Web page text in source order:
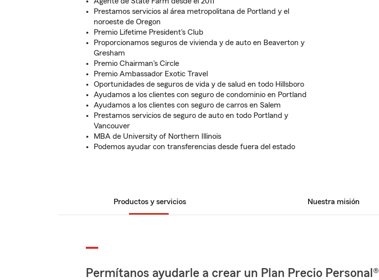
Prestamos servicios al área metropolitana de Portland y el
noroeste de Oregon
Premio Lifetime President's Club
Proporcionamos seguros de vivienda y de auto en Beaverton y
Gresham
Premio Chairman's Circle
Premio Ambassador Exotic Travel
Oportunidades de seguros de vida y de salud en todo Hillsboro
Ayudamos a los clientes con seguro de condominio en Portland
Ayudamos a los clientes con seguro de carros en Salem
Prestamos servicios de seguro de auto en todo Portland y
Vancouver
MBA de University of Northern Illinois
Podemos ayudar con transferencias desde fuera del estado
Productos y servicios Nuestra misión
Permítanos ayudarle a crear un Plan Precio Personal®